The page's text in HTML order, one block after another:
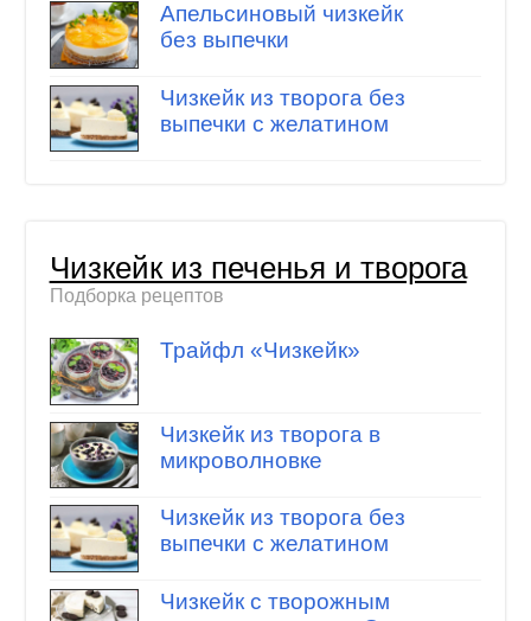
Апельсиновый чизкейк
без выпечки
Чизкейк из творога без
выпечки с желатином
Чизкейк из печенья и творога
Подборка рецептов
Трайфл «Чизкейк»
Чизкейк из творога в
микроволновке
Чизкейк из творога без
выпечки с желатином
Чизкейк с творожным